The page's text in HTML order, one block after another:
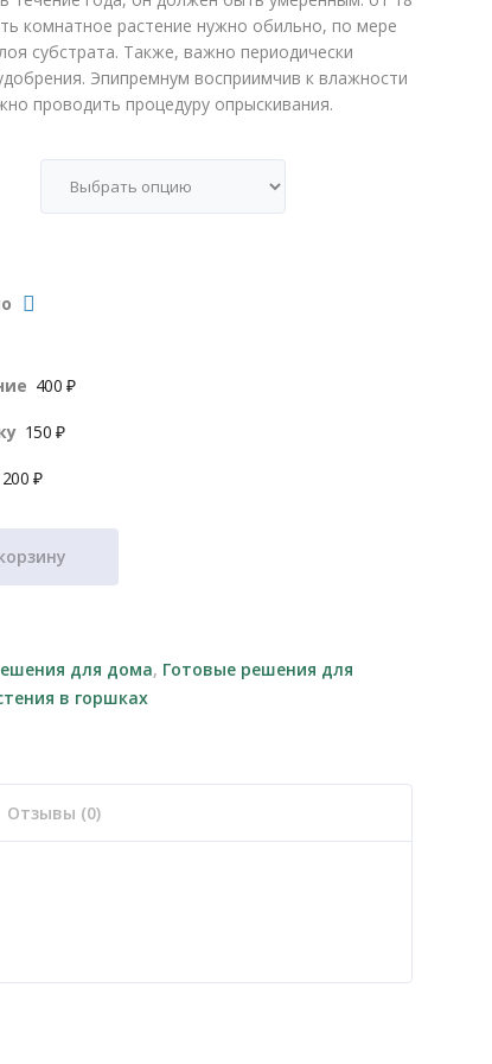
комнатное растение нужно обильно, по мере
субстрата. Также, важно периодически
Эпипремнум восприимчив к влажности
проводить процедуру опрыскивания.
400 ₽
150 ₽
200 ₽
для дома, Готовые решения для
в горшках
Отзывы (0)